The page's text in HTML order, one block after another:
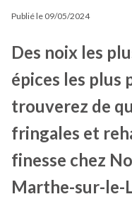
Publié le 09/05/2024
Des noix les
épices les plus
trouverez de
fringales et
finesse chez
Marthe-sur-le-